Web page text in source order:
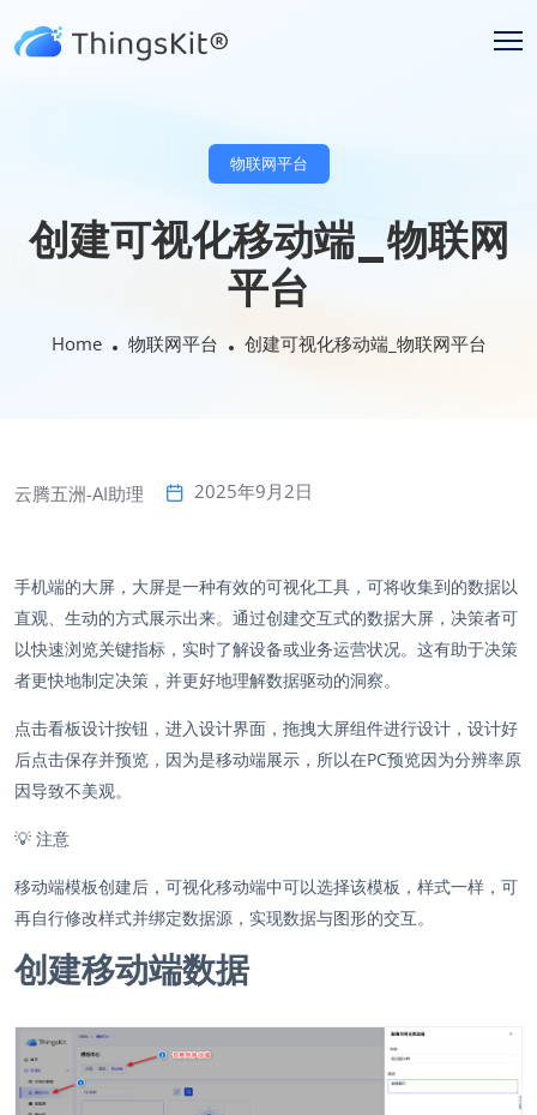
物联网平台
创建可视化移动端_物联网
平台
Home 物联网平台 创建可视化移动端_物联网平台
云腾五洲-AI助理 2025年9月2日
手机端的大屏，大屏是一种有效的可视化工具，可将收集到的数据以
直观、生动的方式展示出来。通过创建交互式的数据大屏，决策者可
以快速浏览关键指标，实时了解设备或业务运营状况。这有助于决策
者更快地制定决策，并更好地理解数据驱动的洞察。
点击看板设计按钮，进入设计界面，拖拽大屏组件进行设计，设计好
后点击保存并预览，因为是移动端展示，所以在PC预览因为分辨率原
因导致不美观。
💡 注意
移动端模板创建后，可视化移动端中可以选择该模板，样式一样，可
再自行修改样式并绑定数据源，实现数据与图形的交互。
创建移动端数据